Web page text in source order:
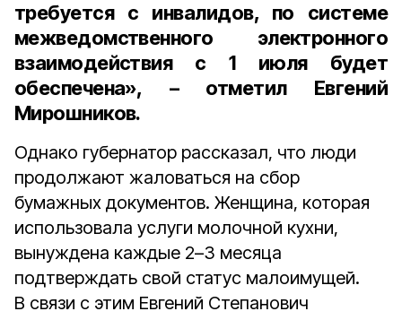
требуется с инвалидов, по системе
межведомственного электронного
взаимодействия с 1 июля будет
обеспечена», – отметил Евгений
Мирошников.
Однако губернатор рассказал, что люди
продолжают жаловаться на сбор
бумажных документов. Женщина, которая
использовала услуги молочной кухни,
вынуждена каждые 2–3 месяца
подтверждать свой статус малоимущей.
В связи с этим Евгений Степанович